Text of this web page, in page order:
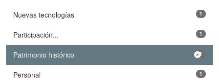
Nuevas tecnologías 1
Participación... 1
Patrimonio histórico 1
Personal 1